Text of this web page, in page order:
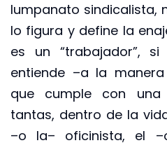
lumpanato sindicalista,
lo figura y define la
es un “trabajador”,
entiende –a la
que cumple con
tantas, dentro de la
–o la– oficinista, el